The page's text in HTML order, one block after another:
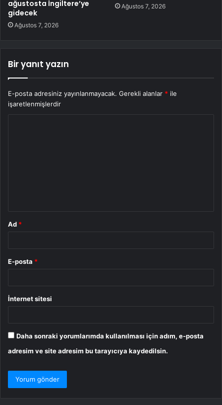
ağustosta İngiltere’ye
gidecek
Ağustos 7, 2026
Ağustos 7, 2026
Bir yanıt yazın
E-posta adresiniz yayınlanmayacak. Gerekli alanlar * ile
işaretlenmişlerdir
Ad *
E-posta *
İnternet sitesi
Daha sonraki yorumlarımda kullanılması için adım, e-posta
adresim ve site adresim bu tarayıcıya kaydedilsin.